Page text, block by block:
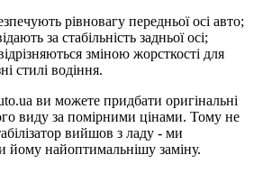
рівновагу передньої осі авто;
за стабільність задньої осі;
зміною жорсткості для
стилі водіння.
ви можете придбати оригінальні
виду за помірними цінами. Тому не
вийшов з ладу - ми
йому найоптимальнішу заміну.